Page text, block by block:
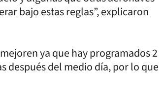
bajo estas reglas”, explicaron
ya que hay programados 2
después del medio día, por lo que